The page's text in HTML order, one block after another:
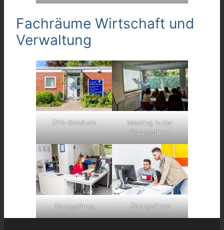
Fachräume Wirtschaft und
Verwaltung
ÜFA-Gebäude
Meeting in der
Übungsfirma
Übungsfirma Übungsfirma